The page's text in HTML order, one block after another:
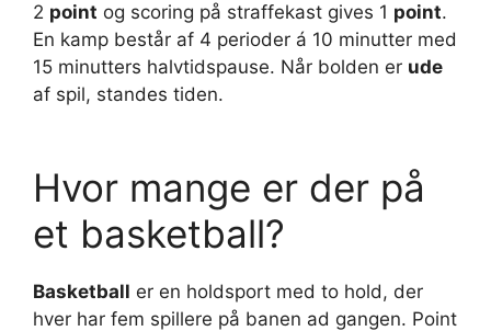
2 point og scoring på straffekast gives 1 point.
En kamp består af 4 perioder á 10 minutter med
15 minutters halvtidspause. Når bolden er ude
af spil, standes tiden.
Hvor mange er der på
et basketball?
Basketball er en holdsport med to hold, der
hver har fem spillere på banen ad gangen. Point